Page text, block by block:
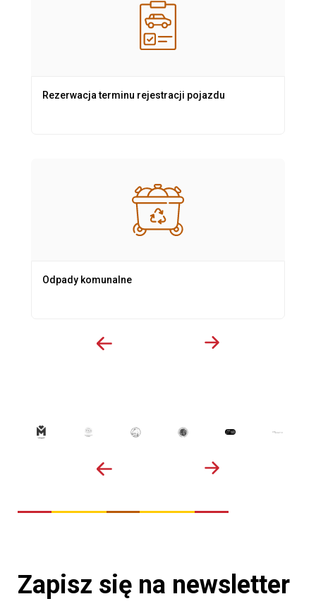
Rezerwacja terminu rejestracji pojazdu
Odpady komunalne
Zapisz się na newsletter